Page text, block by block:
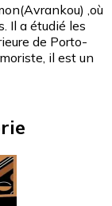
,où
Il a étudié les
de Porto-
il est un